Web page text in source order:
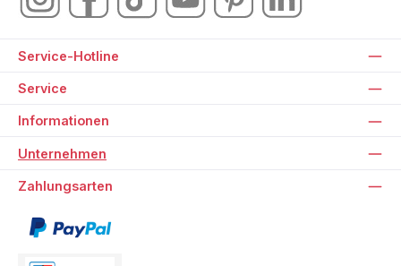
Service-Hotline
Service
Informationen
Unternehmen
Zahlungsarten